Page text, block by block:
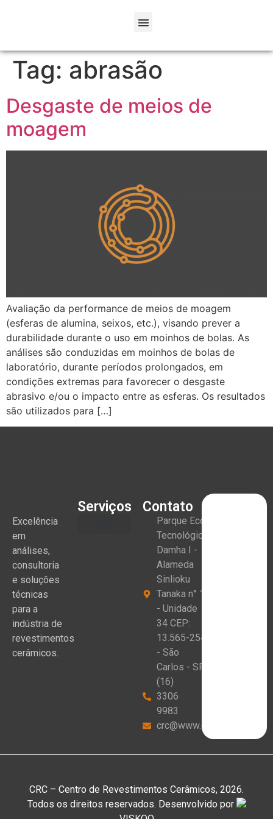
Tag: abrasão
Desgaste de meios de
moagem
Avaliação da performance de meios de moagem
(esferas de alumina, seixos, etc.), visando prever a
durabilidade durante o uso em moinhos de bolas. As
análises são conduzidas em moinhos de bolas de
laboratório, durante períodos prolongados, em
condições extremas para favorecer o desgaste
abrasivo e/ou o impacto entre as esferas. Os resultados
são utilizados para […]
Excelência
em
análises,
consultoria
e soluções
técnicas
para a
indústria de
revestimentos
cerâmicos.
Serviços Contato
Parque Eco
Tecnológico
Damha I -
Alameda
Sinlioku
Tanaka n° 1
- Unidade
34 CEP:
13.565-254
- São
Carlos - SP
(16)
3306
9983
crc@www.crceram.com.br
CRC – Centro de Revestimentos Cerâmicos, 2026.
Todos os direitos reservados. Desenvolvido por